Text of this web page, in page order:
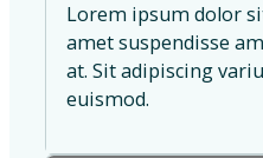
Lorem ipsum dolor
amet suspendisse
at. Sit adipiscing
euismod.